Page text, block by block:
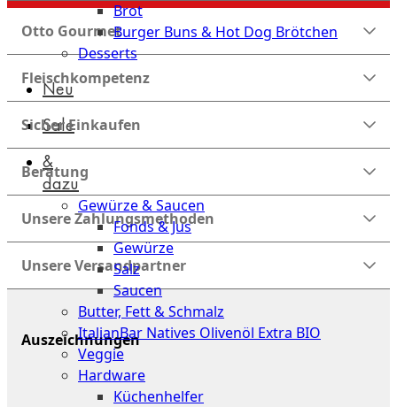
Brot
Burger Buns & Hot Dog Brötchen
Desserts
Neu
Sale
&
dazu
Gewürze & Saucen
Fonds & Jus
Gewürze
Salz
Saucen
Butter, Fett & Schmalz
ItalianBar Natives Olivenöl Extra BIO
Veggie
Hardware
Küchenhelfer
Otto Gourmet
Fleischkompetenz
Sicher Einkaufen
Beratung
Unsere Zahlungsmethoden
Unsere Versandpartner
Auszeichnungen